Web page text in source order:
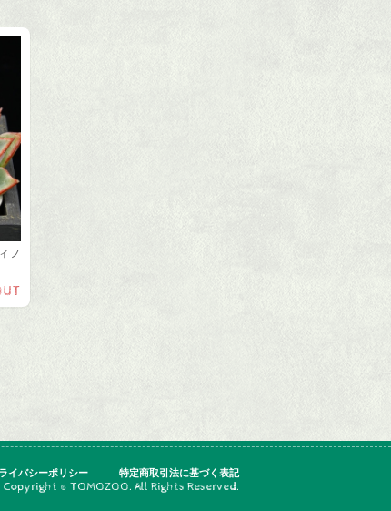
フ
イバシーポリシー 特定商取引法に基づく表記
Copyright © TOMOZOO. All Rights Reserved.